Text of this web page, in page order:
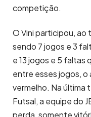
competição.
O Vini participou, ao
sendo 7 jogos e 3
e 13 jogos e 5 faltas
entre esses jogos,
vermelho. Na última
Futsal, a equipe do
perda, somente